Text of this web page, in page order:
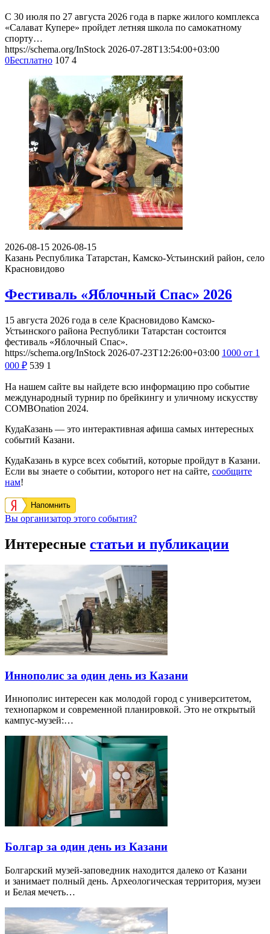
С 30 июля по 27 августа 2026 года в парке жилого комплекса
«Салават Купере» пройдет летняя школа по самокатному
спорту…
https://schema.org/InStock 2026-07-28T13:54:00+03:00
0Бесплатно 107 4
2026-08-15 2026-08-15
Казань Республика Татарстан, Камско-Устьинский район, село
Красновидово
Фестиваль «Яблочный Спас» 2026
15 августа 2026 года в селе Красновидово Камско-
Устьинского района Республики Татарстан состоится
фестиваль «Яблочный Спас».
https://schema.org/InStock 2026-07-23T12:26:00+03:00 1000 от 1
000 ₽ 539 1
На нашем сайте вы найдете всю информацию про событие
международный турнир по брейкингу и уличному искусству
COMBOnation 2024.
КудаКазань — это интерактивная афиша самых интересных
событий Казани.
КудаКазань в курсе всех событий, которые пройдут в Казани.
Если вы знаете о событии, которого нет на сайте, сообщите
нам!
Напомнить
Вы организатор этого события?
Интересные статьи и публикации
Иннополис за один день из Казани
Иннополис интересен как молодой город с университетом,
технопарком и современной планировкой. Это не открытый
кампус-музей:…
Болгар за один день из Казани
Болгарский музей-заповедник находится далеко от Казани
и занимает полный день. Археологическая территория, музеи
и Белая мечеть…